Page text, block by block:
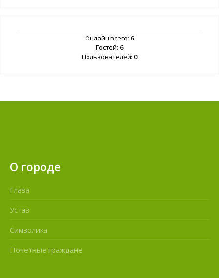
Онлайн всего: 6
Гостей: 6
Пользователей: 0
О городе
Глава
Устав
Символика
Почетные граждане